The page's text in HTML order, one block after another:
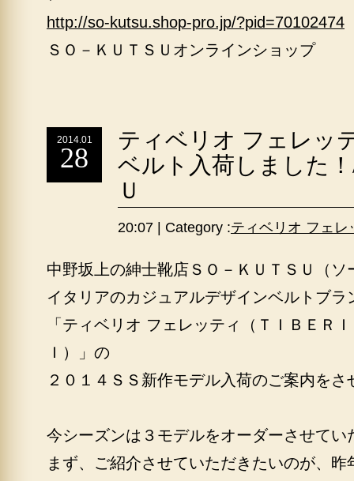
http://so-kutsu.shop-pro.jp/?pid=70102474
ＳＯ－ＫＵＴＳＵオンラインショップ
2014.01
28
ティベリオ フェレッ
ベルト入荷しました
Ｕ
20:07 | Category :ティベリオ フェレ
中野坂上の紳士靴店ＳＯ－ＫＵＴＳＵ（ソ
イタリアのカジュアルデザインベルトブラ
「ティベリオ フェレッティ（ＴＩＢＥＲ
Ｉ）」の
２０１４ＳＳ新作モデル入荷のご案内を
今シーズンは３モデルをオーダーさせてい
まず、ご紹介させていただきたいのが、